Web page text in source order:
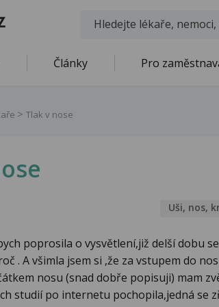
Články Pro
Tlak v nose
Uši, nos,
poprosila o vysvětlení,již delší dobu
. A všimla jsem si ,že za vstupem do
nosu (snad dobře popisuji) mam
studií po internetu pochopila,jedná se